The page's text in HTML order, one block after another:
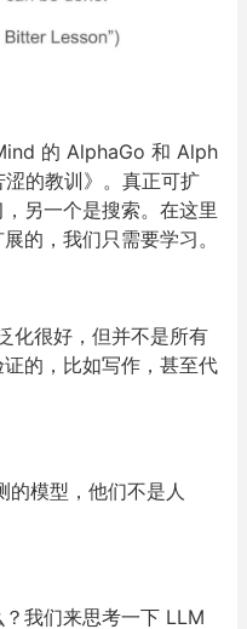
的 AlphaGo 和 Alph
的教训》。真正可扩
另一个是搜索。在这里
的 ，我们只需要学习。
化很好，但并不是所有
的，比如写作，甚至代
的模型，他们不是人
我们来思考一下 LLM